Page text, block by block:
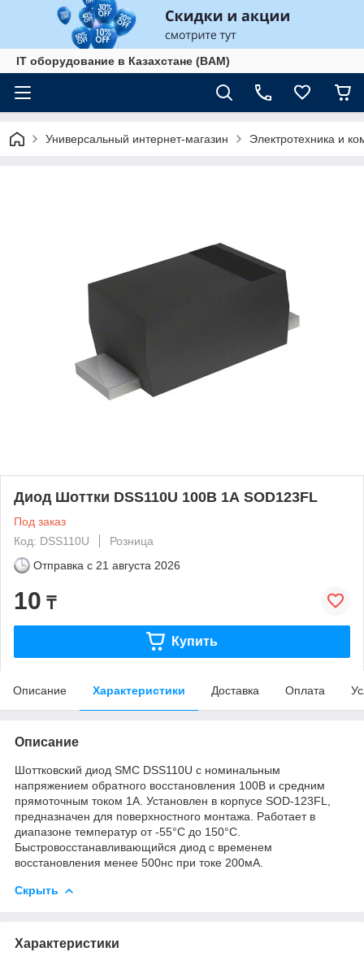
IT оборудование в Казахстане (BAM)
Универсальный интернет-магазин Электротехника и
Диод Шоттки DSS110U 100В 1А SOD123FL
Под заказ
Код: DSS110U
Розница
Отправка с 21 августа 2026
10 ₸
Купить
Описание Характеристики Доставка Оплата
Описание
Шоттковский диод SMC DSS110U с номинальным
напряжением обратного восстановления 100В и средним
прямоточным током 1А. Установлен в корпусе SOD-123FL,
предназначен для поверхностного монтажа. Работает в
диапазоне температур от -55°C до 150°C.
Быстровосстанавливающийся диод с временем
восстановления менее 500нс при токе 200мА.
Скрыть
Характеристики